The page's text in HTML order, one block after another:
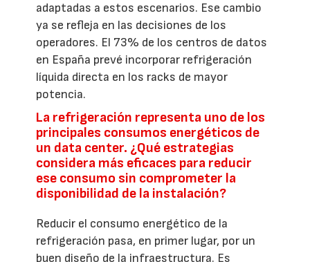
adaptadas a estos escenarios. Ese cambio
ya se refleja en las decisiones de los
operadores. El 73% de los centros de datos
en España prevé incorporar refrigeración
líquida directa en los racks de mayor
potencia.
La refrigeración representa uno de los
principales consumos energéticos de
un data center. ¿Qué estrategias
considera más eficaces para reducir
ese consumo sin comprometer la
disponibilidad de la instalación?
Reducir el consumo energético de la
refrigeración pasa, en primer lugar, por un
buen diseño de la infraestructura. Es